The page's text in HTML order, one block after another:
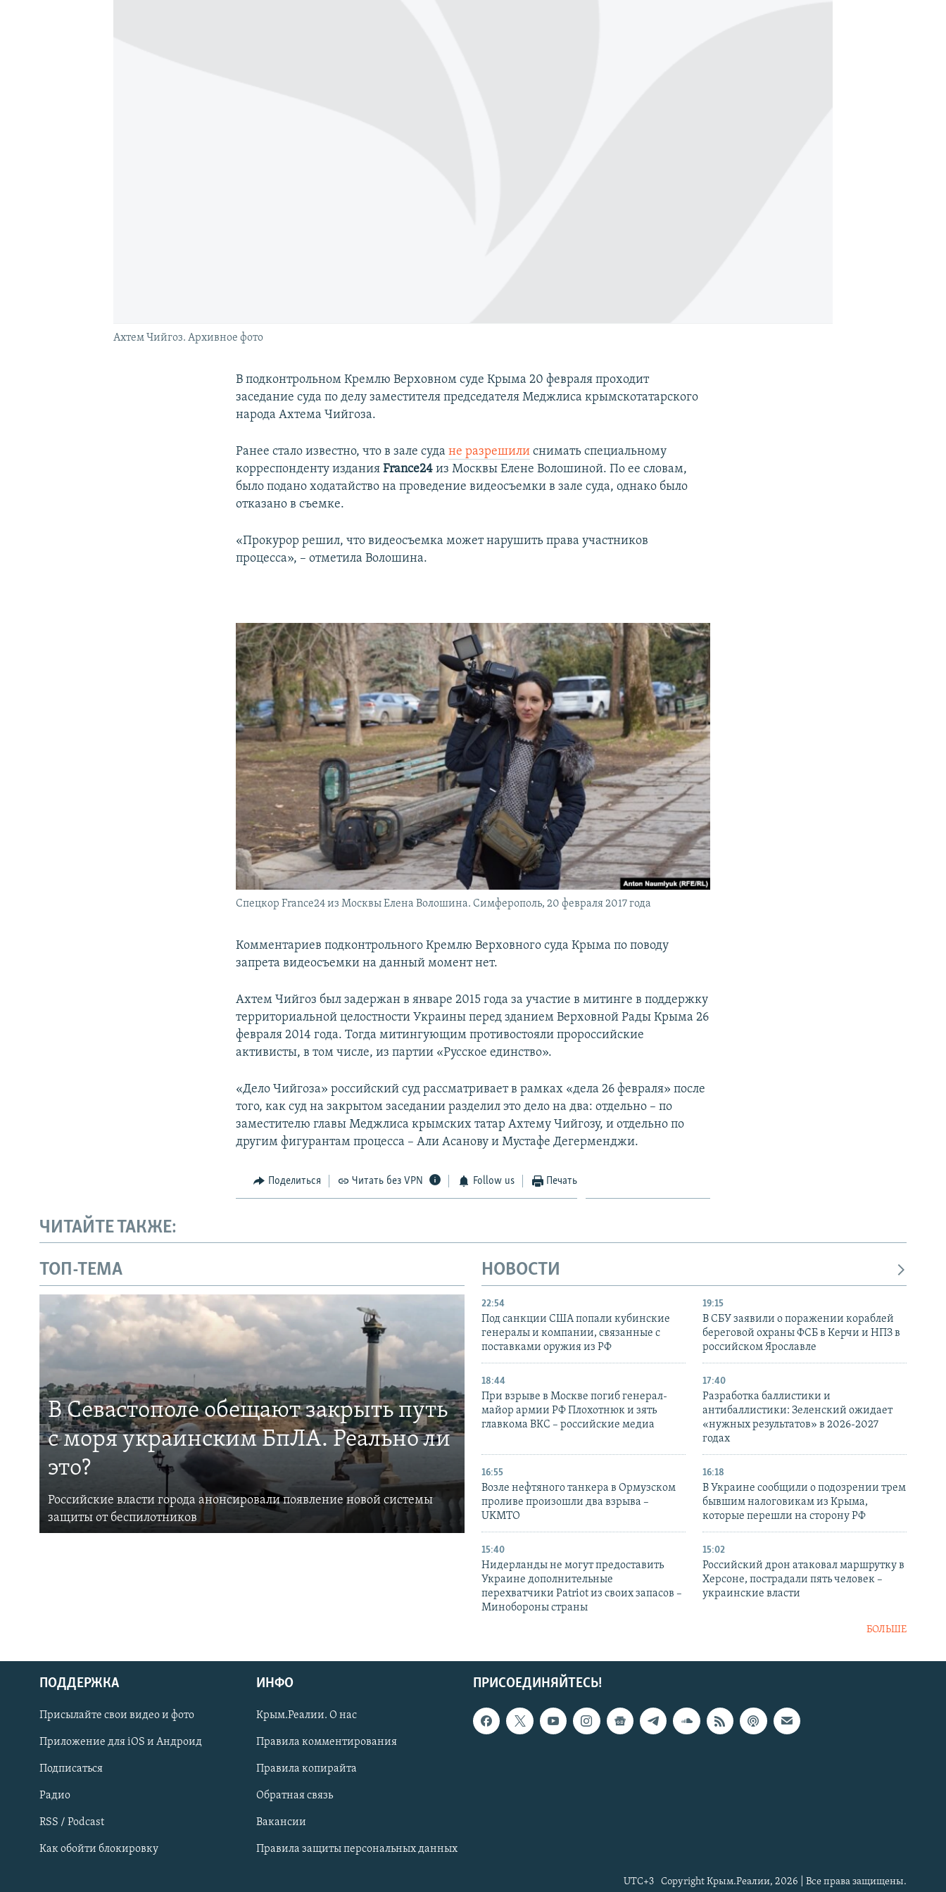
Українською
Qırımtatar
ПРИСОЕДИНЯЙТЕСЬ!
Ахтем Чийгоз. Архивное фото
В подконтрольном Кремлю Верховном суде Крыма 20 февраля проходит
заседание суда по делу заместителя председателя Меджлиса крымскотатарского
народа Ахтема Чийгоза.
Ранее стало известно, что в зале судане разрешили снимать специальному
корреспонденту изданияFrance24 из Москвы Елене Волошиной. По ее словам,
было подано ходатайство на проведение видеосъемки в зале суда, однако было
отказано в съемке.
«Прокурор решил, что видеосъемка может нарушить права участников
процесса», – отметила Волошина.
Спецкор France24 из Москвы Елена Волошина. Симферополь, 20 февраля 2017 года
Комментариев подконтрольного Кремлю Верховного суда Крыма по поводу
запрета видеосъемки на данный момент нет.
Ахтем Чийгоз был задержан в январе 2015 года за участие в митинге в поддержку
территориальной целостности Украины перед зданием Верховной Рады Крыма 26
февраля 2014 года. Тогда митингующим противостояли пророссийские
активисты, в том числе, из партии «Русское единство».
«Дело Чийгоза» российский суд рассматривает в рамках «дела 26 февраля» после
того, как суд на закрытом заседании разделил это дело на два: отдельно – по
заместителю главы Меджлиса крымских татар Ахтему Чийгозу, и отдельно по
другим фигурантам процесса – Али Асанову и Мустафе Дегерменджи.
Поделиться Читать без VPN Follow us Печать
ЧИТАЙТЕ ТАКЖЕ:
ТОП-ТЕМА
В Севастополе обещают закрыть путь
с моря украинским БпЛА. Реально ли
это?
Российские власти города анонсировали появление новой системы
защиты от беспилотников
НОВОСТИ
22:54
Под санкции США попали кубинские
генералы и компании, связанные с
поставками оружия из РФ
19:15
В СБУ заявили о поражении кораблей
береговой охраны ФСБ в Керчи и НПЗ в
российском Ярославле
18:44
При взрыве в Москве погиб генерал-
майор армии РФ Плохотнюк и зять
главкома ВКС – российские медиа
17:40
Разработка баллистики и
антибаллистики: Зеленский ожидает
«нужных результатов» в 2026-2027
годах
16:55
Возле нефтяного танкера в Ормузском
проливе произошли два взрыва –
UKMTO
16:18
В Украине сообщили о подозрении трем
бывшим налоговикам из Крыма,
которые перешли на сторону РФ
15:40
Нидерланды не могут предоставить
Украине дополнительные
перехватчики Patriot из своих запасов –
Минобороны страны
15:02
Российский дрон атаковал маршрутку в
Херсоне, пострадали пять человек –
украинские власти
БОЛЬШЕ
ПРИСОЕДИНЯЙТЕСЬ!
ПОДДЕРЖКА
Присылайте свои видео и фото
Приложение для iOS и Андроид
Подписаться
Радио
RSS / Podcast
Как обойти блокировку
ИНФО
Крым.Реалии. О нас
Правила комментирования
Правила копирайта
Обратная связь
Вакансии
Правила защиты персональных данных
Copyright Крым.Реалии, 2026 | Все права защищены.
UTC+3